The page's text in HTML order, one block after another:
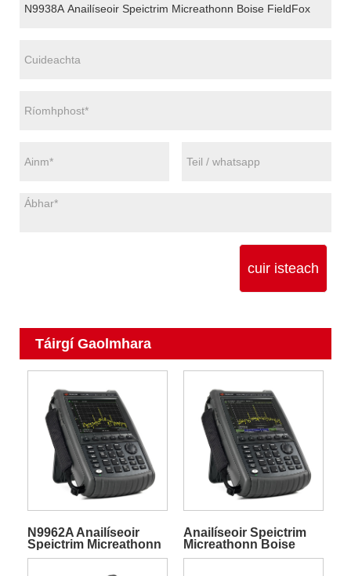
cuir isteach
Táirgí Gaolmhara
N9962A Anailíseoir
Speictrim Micreathonn
Boise FieldFox
Anailíseoir Speictrim
Micreathonn Boise
N9960A FieldFox